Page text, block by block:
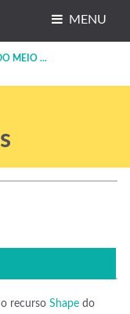
MENU
MEIO ...
recurso Shape do